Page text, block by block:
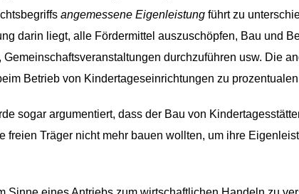
angemessene Eigenleistung führt zu
darin liegt, alle Fördermittel auszuschöpfen, Bau und
durchzuführen usw. Die
Betrieb von Kindertageseinrichtungen zu
sogar argumentiert, dass der Bau von
Träger nicht mehr bauen wollten, um ihre